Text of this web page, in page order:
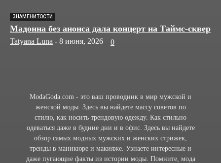
ЗНАМЕНИТОСТИ
Мадонна без анонса дала концерт на Таймс-сквер
Tatyana Luna - 8 июня, 2026 0
ModaGoda.com - это ваш проводник в мир мужской и
женской моды. Здесь вы найдете массу советов по
стилю, как носить трендовую одежду. Как стильно
одеваться даже в будние дни и в офис. Здесь вы найдете
обзор самых модных мужских и женских стрижек,
тренды в маникюре и макияже. Узнаете интересные и
даже пугающие факты из истории моды. Помните, мода